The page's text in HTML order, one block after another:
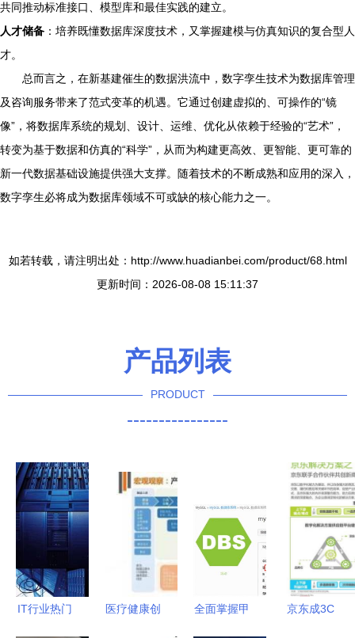
共同推动标准接口、模型库和最佳实践的建立。
人才储备 ：培养既懂数据库深度技术，又掌握建模与仿真知识的复合型人
才。
总而言之，在新基建催生的数据洪流中，数字孪生技术为数据库管理
及咨询服务带来了范式变革的机遇。它通过创建虚拟的、可操作的“镜
像”，将数据库系统的规划、设计、运维、优化从依赖于经验的“艺术”，
转变为基于数据和仿真的“科学”，从而为构建更高效、更智能、更可靠的
新一代数据基础设施提供强大支撑。随着技术的不断成熟和应用的深入，
数字孪生必将成为数据库领域不可或缺的核心能力之一。
如若转载，请注明出处：http://www.huadianbei.com/product/68.html
更新时间：2026-08-08 15:11:37
产品列表
PRODUCT
----------------
IT行业热门
医疗健康创
全面掌握甲
京东成3C